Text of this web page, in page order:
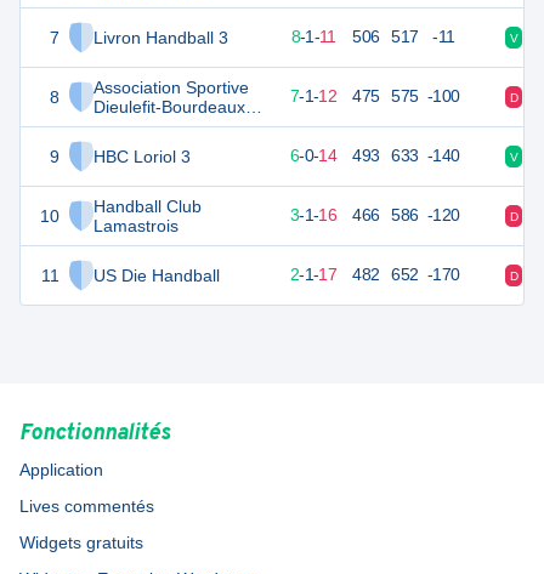
7 Livron Handball 3
8
Association Sportive
Dieulefit-Bourdeaux
Hand
9
HBC Loriol 3
10
Handball Club
Lamastrois
11 US Die Handball
36 8-1-11 506 517 -11 V
34 7-1-12 475 575 -100 D
6-0-14 493 633 -140 V
3-1-16 466 586 -120 D
24 2-1-17 482 652 -170 D
Fonctionnalités
Application
Lives commentés
Widgets gratuits